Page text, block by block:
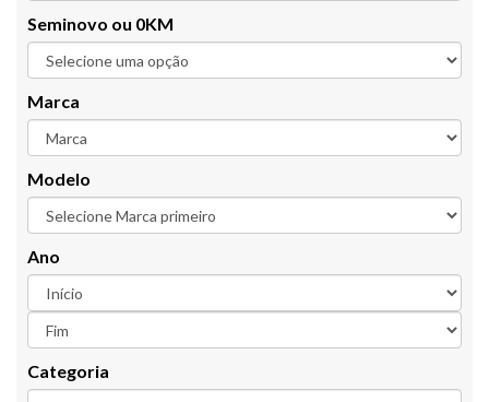
Seminovo ou 0KM
Marca
Modelo
Ano
Categoria